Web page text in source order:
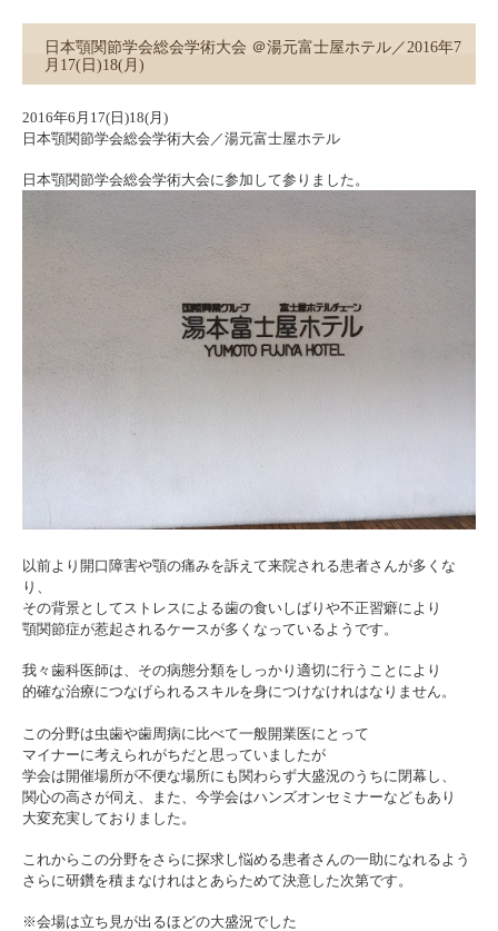
日本顎関節学会総会学術大会 ＠湯元富士屋ホテル／2016年7
月17(日)18(月)
2016年6月17(日)18(月)
日本顎関節学会総会学術大会／湯元富士屋ホテル
日本顎関節学会総会学術大会に参加して参りました。
以前より開口障害や顎の痛みを訴えて来院される患者さんが多くな
り、
その背景としてストレスによる歯の食いしばりや不正習癖により
顎関節症が惹起されるケースが多くなっているようです。
我々歯科医師は、その病態分類をしっかり適切に行うことにより
的確な治療につなげられるスキルを身につけなけれはなりません。
この分野は虫歯や歯周病に比べて一般開業医にとって
マイナーに考えられがちだと思っていましたが
学会は開催場所が不便な場所にも関わらず大盛況のうちに閉幕し、
関心の高さが伺え、また、今学会はハンズオンセミナーなどもあり
大変充実しておりました。
これからこの分野をさらに探求し悩める患者さんの一助になれるよう
さらに研鑽を積まなけれはとあらためて決意した次第です。
※会場は立ち見が出るほどの大盛況でした